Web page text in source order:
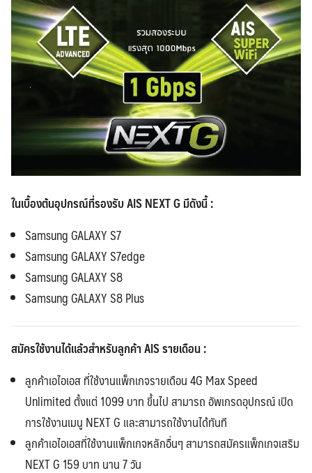
ในเบื้องต้นอุปกรณ์ที่รองรับ AIS NEXT G มีดังนี้ :
Samsung GALAXY S7
Samsung GALAXY S7edge
Samsung GALAXY S8
Samsung GALAXY S8 Plus
สมัครใช้งานได้แล้วสำหรับลูกค้า AIS รายเดือน :
ลูกค้าเอไอเอส ที่ใช้งานแพ็กเกจรายเดือน4G Max Speed
Unlimitedตั้งแต่ 1099 บาท ขึ้นไป สามารถ อัพเกรดอุปกรณ์ เปิด
การใช้งานเมนู NEXT G และสามารถใช้งานได้ทันที
ลูกค้าเอไอเอสที่ใช้งานแพ็กเกจหลักอื่นๆ สามารถสมัครแพ็กเกจเสริม
NEXT G 159 บาท นาน 7 วัน